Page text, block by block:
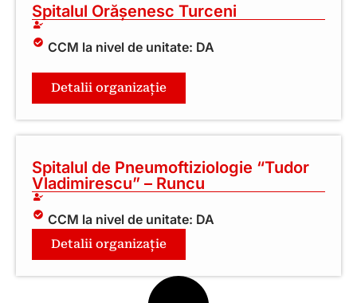
Spitalul Orășenesc Turceni
CCM la nivel de unitate: DA
Detalii organizație
Spitalul de Pneumoftiziologie “Tudor
Vladimirescu” – Runcu
CCM la nivel de unitate: DA
Detalii organizație